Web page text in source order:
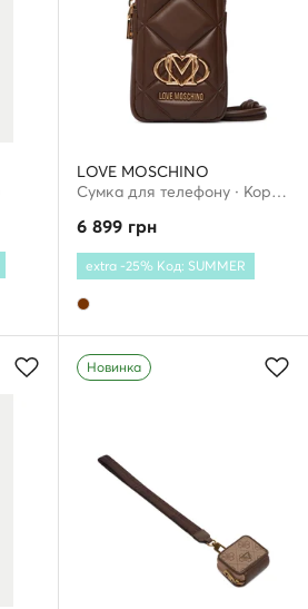
LOVE MOSCHINO
Сумка для телефону · Коричневий
6 899 грн
extra -25% Код: SUMMER
Новинка